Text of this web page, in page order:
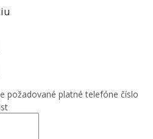
požadované platné telefóne číslo